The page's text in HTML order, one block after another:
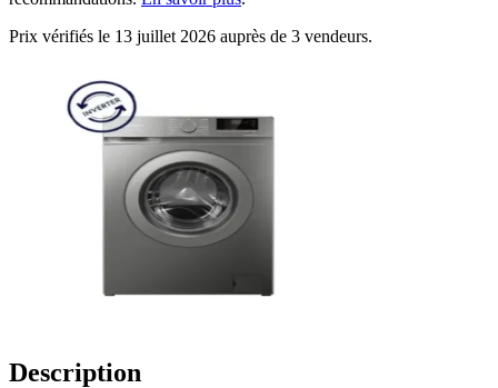
Prix vérifiés le 13 juillet 2026 auprès de 3 vendeurs.
Description